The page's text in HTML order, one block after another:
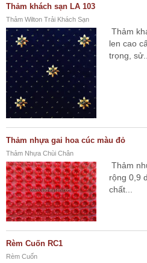
Thảm khách sạn LA 103
Thảm Wilton Trải Khách Sạn
Thảm
len cao
trọng, sử...
Thảm nhựa gai hoa cúc màu đỏ
Thảm Nhựa Chùi Chân
Thảm
rộng 0,9
chất...
Rèm Cuốn RC1
Rèm Cuốn